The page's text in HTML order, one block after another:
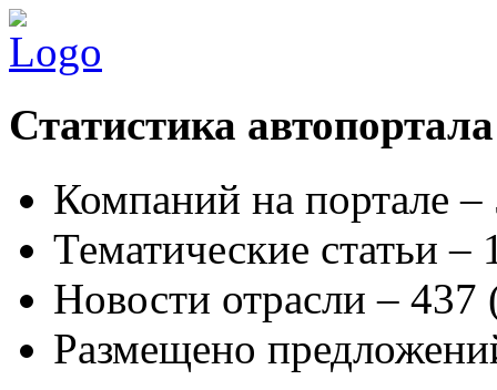
Статистика автопортала
Компаний на портале
Тематические статьи –
Новости отрасли – 437
Размещено